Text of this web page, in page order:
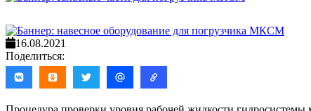
16.08.2021
Поделиться: